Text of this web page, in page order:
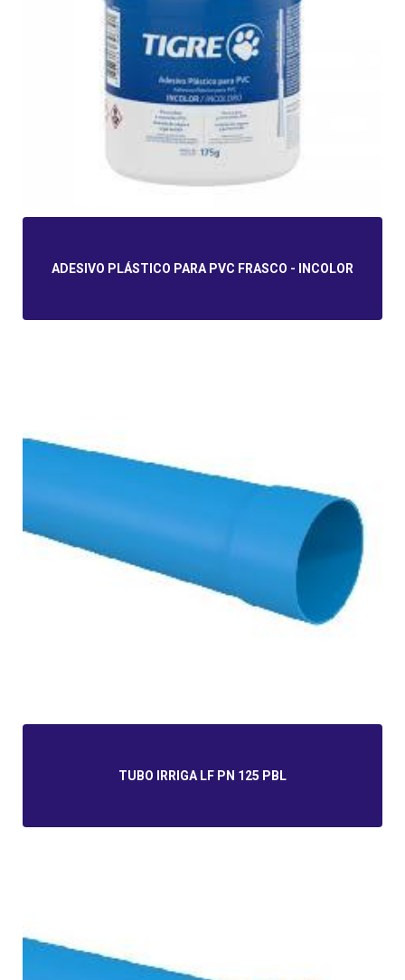
ADESIVO PLÁSTICO PARA PVC FRASCO - INCOLOR
TUBO IRRIGA LF PN 125 PBL